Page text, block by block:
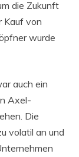
die Zukunft
Kauf von
wurde
auch ein
Axel-
Die
volatil an und